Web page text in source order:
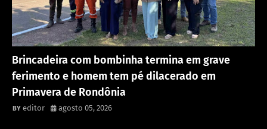
Brincadeira com bombinha termina em grave
ferimento e homem tem pé dilacerado em
Primavera de Rondônia
editor agosto 05, 2026